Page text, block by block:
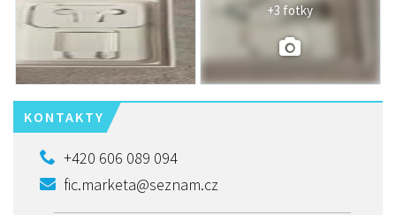
+3 fotky
KONTAKTY
+420 606 089 094
fic.marketa@seznam.cz